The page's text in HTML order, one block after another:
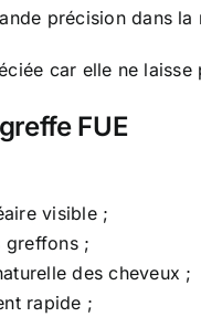
précision dans
car elle ne
FUE
visible ;
greffons ;
des cheveux ;
rapide ;